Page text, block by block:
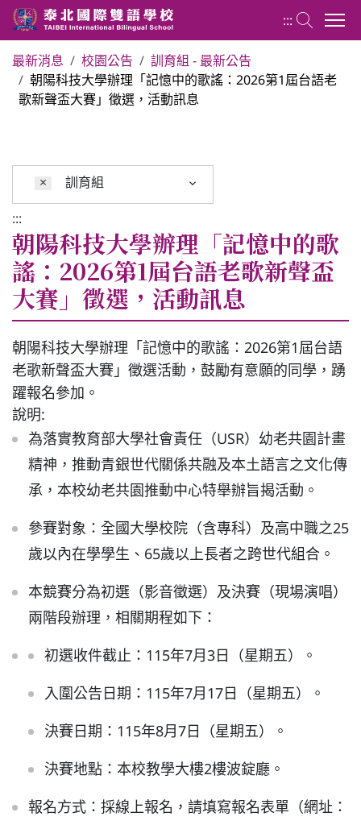
最新消息 校園公告
訓育組 - 最新公告
朝陽科技大學辦理「記憶中的歌謠：2026第1屆台語老
歌新聲盃大賽」徵選，活動訊息
× 訓育組
:::
朝陽科技大學辦理「記憶中的歌
謠：2026第1屆台語老歌新聲盃
大賽」徵選，活動訊息
朝陽科技大學辦理「記憶中的歌謠：2026第1屆台語
老歌新聲盃大賽」徵選活動，鼓勵有意願的同學，踴
躍報名參加。
說明:
為落實教育部大學社會責任（USR）幼老共園計畫
精神，推動青銀世代關係共融及本土語言之文化傳
承，本校幼老共園推動中心特舉辦旨揭活動。
參賽對象：全國大學校院（含專科）及高中職之25
歲以內在學學生、65歲以上長者之跨世代組合。
本競賽分為初選（影音徵選）及決賽（現場演唱）
兩階段辦理，相關期程如下：
初選收件截止：115年7月3日（星期五）。
入圍公告日期：115年7月17日（星期五）。
決賽日期：115年8月7日（星期五）。
決賽地點：本校教學大樓2樓波錠廳。
報名方式：採線上報名，請填寫報名表單（網址：
:::
關於泰北
行政單位
行事曆
招生專區
校內分機表
普通型高中
技術型高中
雙語國中部
雙語國小部